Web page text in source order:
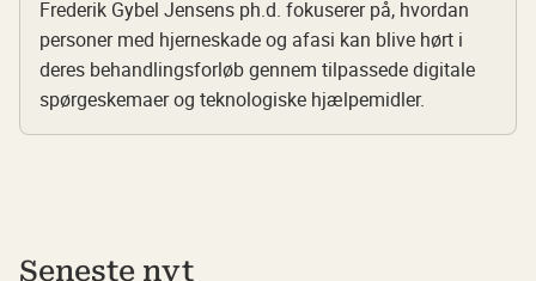
Frederik Gybel Jensens ph.d. fokuserer på, hvordan
personer med hjerneskade og afasi kan blive hørt i
deres behandlingsforløb gennem tilpassede digitale
spørgeskemaer og teknologiske hjælpemidler.
Seneste nyt